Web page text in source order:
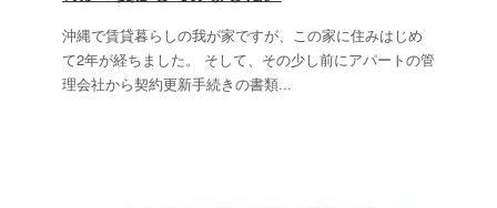
沖縄で賃貸暮らしの我が家ですが、この家に住みはじめ
て2年が経ちました。 そして、その少し前にアパートの管
理会社から契約更新手続きの書類...